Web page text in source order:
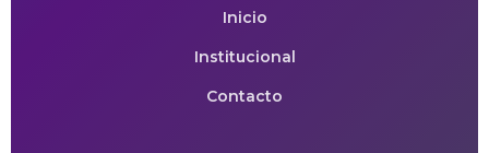
Inicio
Institucional
Contacto